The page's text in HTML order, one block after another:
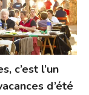
c’est l’un
d’été